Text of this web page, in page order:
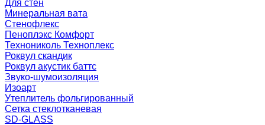
Для стен
Минеральная вата
Стенофлекс
Пеноплэкс Комфорт
Технониколь Техноплекс
Роквул скандик
Роквул акустик баттс
Звуко-шумоизоляция
Изоарт
Утеплитель фольгированный
Сетка стеклотканевая
SD-GLASS